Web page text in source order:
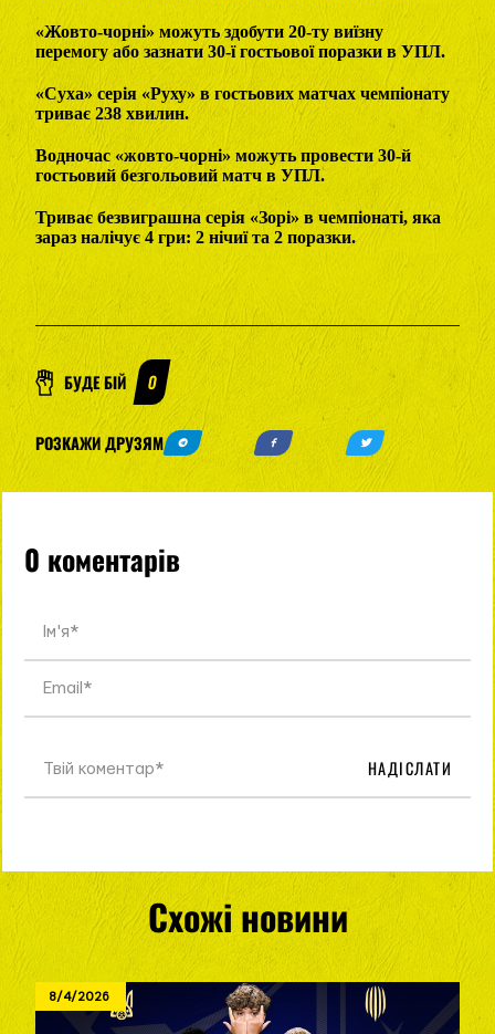
«Жовто-чорні» можуть здобути 20-ту виїзну
перемогу або зазнати 30-ї гостьової поразки в УПЛ.
«Суха» серія «Руху» в гостьових матчах чемпіонату
триває 238 хвилин.
Водночас «жовто-чорні» можуть провести 30-й
гостьовий безгольовий матч в УПЛ.
Триває безвиграшна серія «Зорі» в чемпіонаті, яка
зараз налічує 4 гри: 2 нічиї та 2 поразки.
БУДЕ БІЙ 0
РОЗКАЖИ ДРУЗЯМ
0 коментарів
НАДІСЛАТИ
Схожі новини
8/4/2026